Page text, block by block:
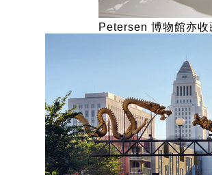
Petersen 博物館亦